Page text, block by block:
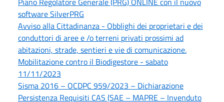
software SilverPRG
Avviso alla Cittadinanza - Obblighi dei proprietari e dei
conduttori di aree e /o terreni privati prossimi ad
abitazioni, strade, sentieri e vie di comunicazione.
Mobilitazione contro il Biodigestore - sabato
11/11/2023
Sisma 2016 – OCDPC 959/2023 – Dichiarazione
Persistenza Requisiti CAS (SAE – MAPRE – Invenduto